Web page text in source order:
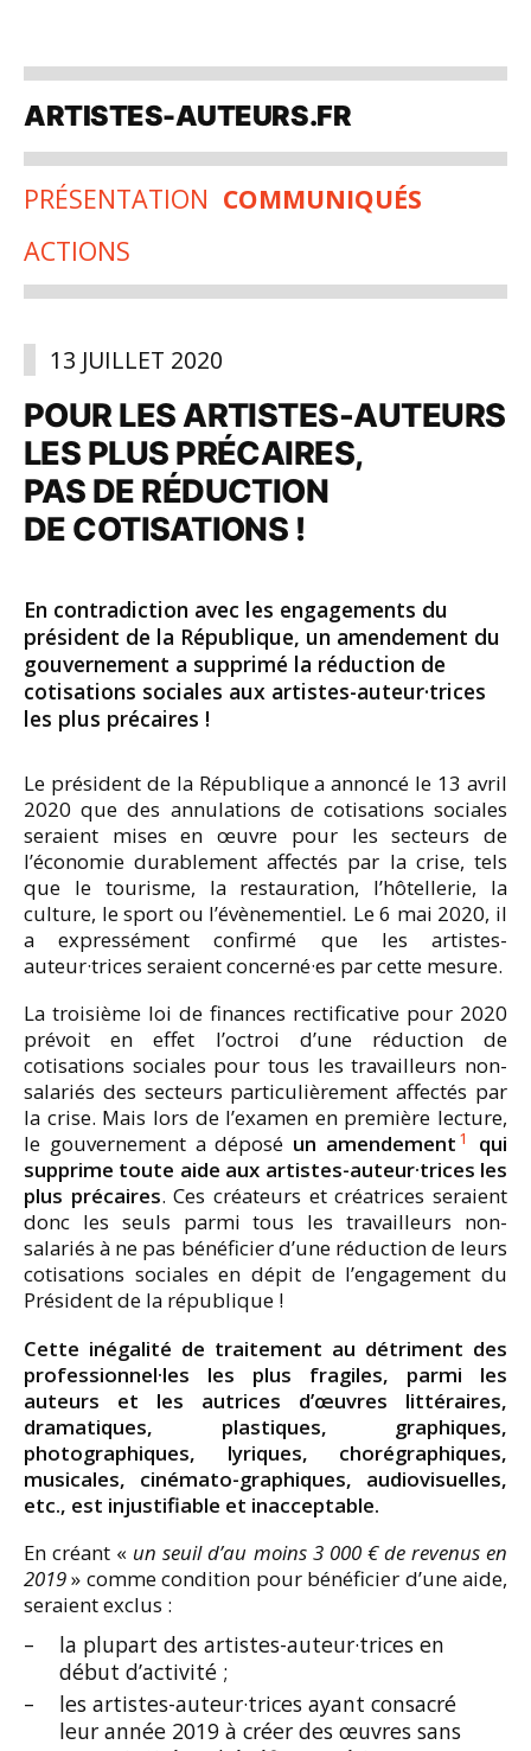
Aller
contenu
ARTISTES-AUTEURS.FR
PRÉSENTATION COMMUNIQUÉS
ACTIONS
13 JUILLET 2020
POUR LES ARTISTES-AUTEURS
LES PLUS PRÉCAIRES,
PAS DE RÉDUCTION
DE COTISATIONS !
En contradiction avec les engagements du
président de la République, un amendement du
gouvernement a supprimé la réduction de
cotisations sociales aux artistes-auteur·trices
les plus précaires !
Le président de la République a annoncé le 13 avril
2020 que des annulations de cotisations sociales
seraient mises en œuvre pour les secteurs de
l’économie durablement affectés par la crise, tels
que le tourisme, la restauration, l’hôtellerie, la
culture, le sport ou l’évènementiel. Le 6 mai 2020, il
a expressément confirmé que les artistes-
auteur·trices seraient concerné·es par cette mesure.
La troisième loi de finances rectificative pour 2020
prévoit en effet l’octroi d’une réduction de
cotisations sociales pour tous les travailleurs non-
salariés des secteurs particulièrement affectés par
la crise. Mais lors de l’examen en première lecture,
le gouvernement a déposé un amendement 1
qui
supprime toute aide aux artistes-auteur·trices les
plus précaires. Ces créateurs et créatrices seraient
donc les seuls parmi tous les travailleurs non-
salariés à ne pas bénéficier d’une réduction de leurs
cotisations sociales en dépit de l’engagement du
Président de la république !
Cette inégalité de traitement au détriment des
professionnel·les les plus fragiles, parmi les
auteurs et les autrices d’œuvres littéraires,
dramatiques, plastiques, graphiques,
photographiques, lyriques, chorégraphiques,
musicales, cinémato-graphiques, audiovisuelles,
etc., est injustifiable et inacceptable.
En créant « un seuil d’au moins 3 000 € de revenus en
2019» comme condition pour bénéficier d’une aide,
seraient exclus :
la plupart des artistes-auteur·trices en
début d’activité ;
les artistes-auteur·trices ayant consacré
leur année 2019 à créer des œuvres sans